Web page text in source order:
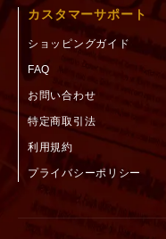
カスタマーサポート
ショッピングガイド
FAQ
お問い合わせ
特定商取引法
利用規約
プライバシーポリシー